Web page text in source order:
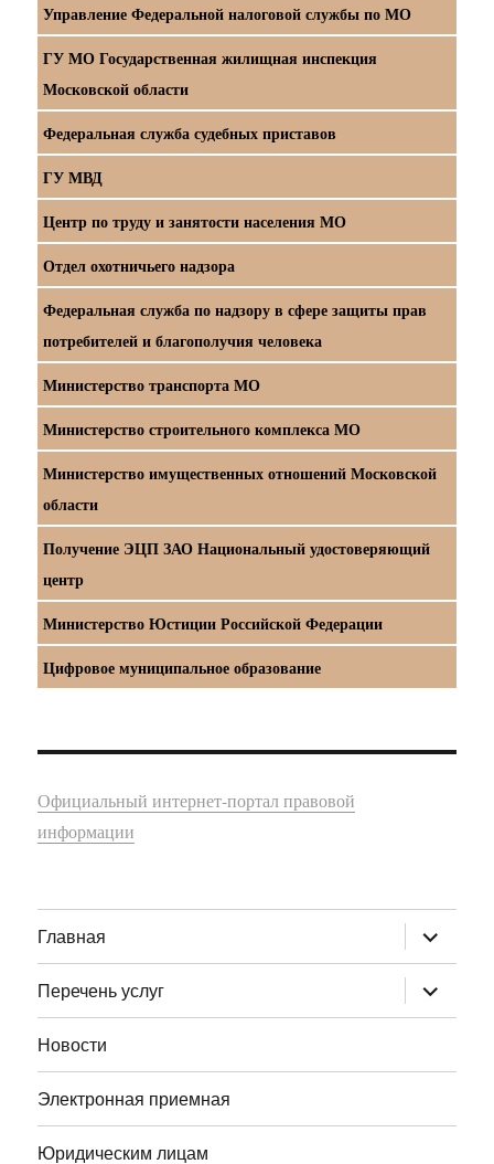
Управление Федеральной налоговой службы по МО
ГУ МО Государственная жилищная инспекция
Московской области
Федеральная служба судебных приставов
ГУ МВД
Центр по труду и занятости населения МО
Отдел охотничьего надзора
Федеральная служба по надзору в сфере защиты прав
потребителей и благополучия человека
Министерство транспорта МО
Министерство строительного комплекса МО
Министерство имущественных отношений Московской
области
Получение ЭЦП ЗАО Национальный удостоверяющий
центр
Министерство Юстиции Российской Федерации
Цифровое муниципальное образование
Официальный интернет-портал правовой
информации
Главная раскрыть
дочернее
меню
Перечень услуг
раскрыть
дочернее
меню
Новости
Электронная приемная
Юридическим лицам